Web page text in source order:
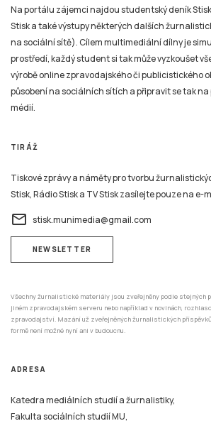
Na portálu zájemci najdou studentský deník
Stisk a také výstupy některých dalších
na sociální sítě). Cílem multimediální dílny je
prostředí, každý student si tak může vyzkoušet
výrobě online zpravodajského či publicistického
působení na sociálních sítích a připravit se tak
médií.
TIRÁŽ
Tiskové zprávy a náměty pro tvorbu
Stisk, Rádio Stisk a TV Stisk zasílejte pouze na e-
email stisk.munimedia@gmail.com
NEWSLETTER
Všechny žurnalistické materiály jsou zveřejněny podle stejných
jiném zpravodajském serveru nebo například v novinách,
zpravodajství. Mazání už zveřejněných žurnalistických
formě není možné nyní ani v budoucnu.
ADRESA
Katedra mediálních studií a žurnalistiky,
Fakulta sociálních studií MU,